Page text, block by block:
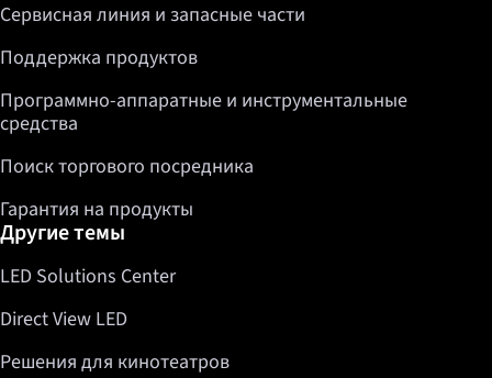
Сервисная линия и запасные части
Поддержка продуктов
Программно-аппаратные и инструментальные
средства
Поиск торгового посредника
Гарантия на продукты
Другие темы
LED Solutions Center
Direct View LED
Решения для кинотеатров